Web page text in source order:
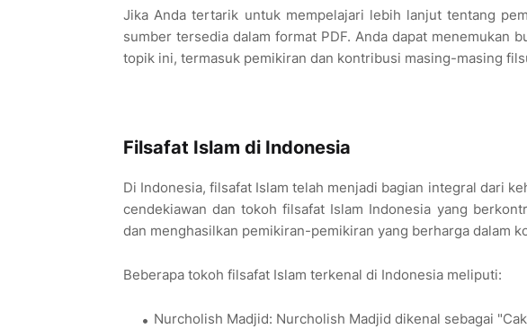
Jika Anda tertarik untuk mempelajari lebih lanjut tentang
sumber tersedia dalam format PDF. Anda dapat menemukan
topik ini, termasuk pemikiran dan kontribusi masing-masing
Filsafat Islam di Indonesia
Di Indonesia, filsafat Islam telah menjadi bagian integral dari
cendekiawan dan tokoh filsafat Islam Indonesia yang
dan menghasilkan pemikiran-pemikiran yang berharga dalam
Beberapa tokoh filsafat Islam terkenal di Indonesia meliputi:
Nurcholish Madjid: Nurcholish Madjid dikenal sebagai